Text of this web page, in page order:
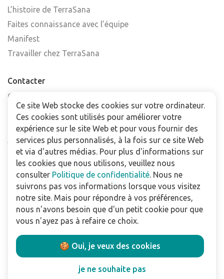
L’histoire de TerraSana
Faites connaissance avec l’équipe
Manifest
Travailler chez TerraSana
Contacter
Contactez-nous
Trouver un point de vente
FAQ
Abonnez-vous à la newsletter
Pour les professionnels
Téléchargements
Politique de confidentialité
Conditions Générales de Vente
Utilisation du site
Ce site Web stocke des cookies sur votre ordinateur.
Ces cookies sont utilisés pour améliorer votre
expérience sur le site Web et pour vous fournir des
services plus personnalisés, à la fois sur ce site Web
et via d'autres médias. Pour plus d'informations sur
les cookies que nous utilisons, veuillez nous
consulter Politique de confidentialité. Nous ne
suivrons pas vos informations lorsque vous visitez
notre site. Mais pour répondre à vos préférences,
nous n'avons besoin que d'un petit cookie pour que
vous n'ayez pas à refaire ce choix.
🍪 Oui, je veux des cookies
je ne souhaite pas